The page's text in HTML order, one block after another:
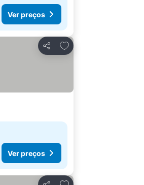
Ver preços
Partilhar
Adicionar aos favoritos
Ver preços
Adicionar aos favoritos